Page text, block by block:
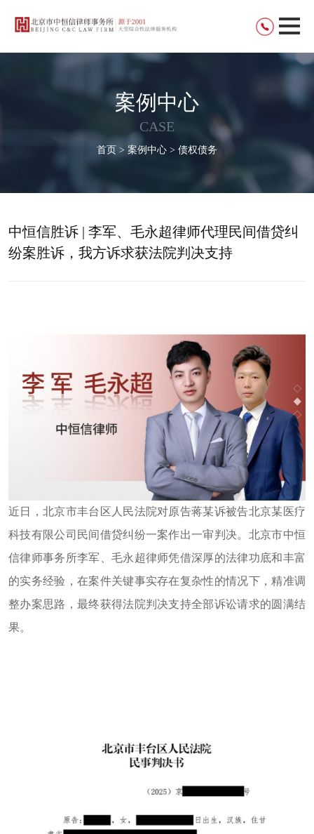
案例中心
CASE
首页 > 案例中心 > 债权债务
中恒信胜诉 | 李军、毛永超律师代理民间借贷纠
纷案胜诉，我方诉求获法院判决支持
近日，北京市丰台区人民法院对原告蒋某诉被告北京某医疗
科技有限公司民间借贷纠纷一案作出一审判决。北京市中恒
信律师事务所李军、毛永超律师凭借深厚的法律功底和丰富
的实务经验，在案件关键事实存在复杂性的情况下，精准调
整办案思路，最终获得法院判决支持全部诉讼请求的圆满结
果。